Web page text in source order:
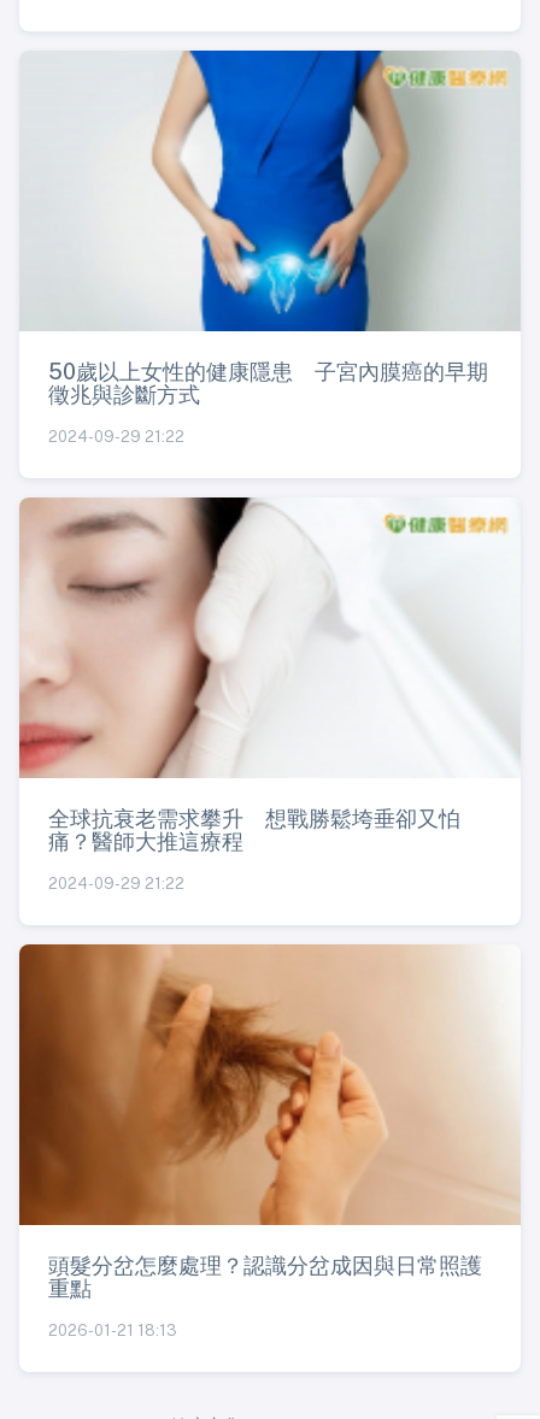
50歲以上女性的健康隱患 子宮內膜癌的早期
徵兆與診斷方式
2024-09-29 21:22
全球抗衰老需求攀升 想戰勝鬆垮垂卻又怕
痛？醫師大推這療程
2024-09-29 21:22
頭髮分岔怎麼處理？認識分岔成因與日常照護
重點
2026-01-21 18:13